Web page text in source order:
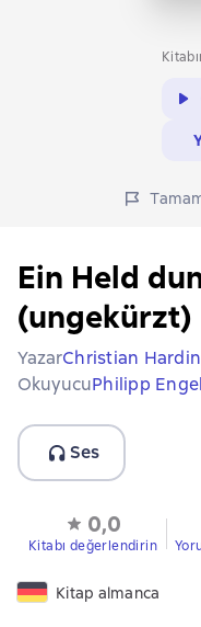
Ein Held
(ungekürzt)
YazarChristian
OkuyucuPhilipp
Ses
0,0
Kitabı değerlendirin
Kitap almanca